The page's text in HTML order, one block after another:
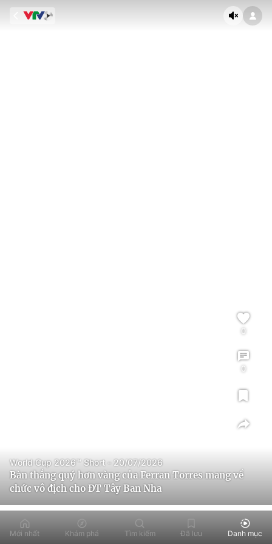
Bàn thắng quý hơn vàng của Ferran Torres mang về
chức vô địch cho ĐT Tây Ban Nha
World Cup 2026™ Short - 20/07/2026
0
0
Mới nhất Khám phá Tìm kiếm Đã lưu Danh mục